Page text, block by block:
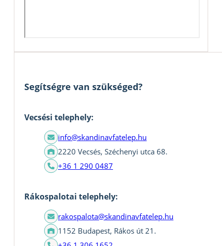
Segítségre van szükséged?
Vecsési telephely:
info@skandinavfatelep.hu
2220 Vecsés, Széchenyi utca 68.
+36 1 290 0487
Rákospalotai telephely:
rakospalota@skandinavfatelep.hu
1152 Budapest, Rákos út 21.